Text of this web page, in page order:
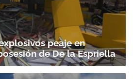
peaje en
de De la Espriella